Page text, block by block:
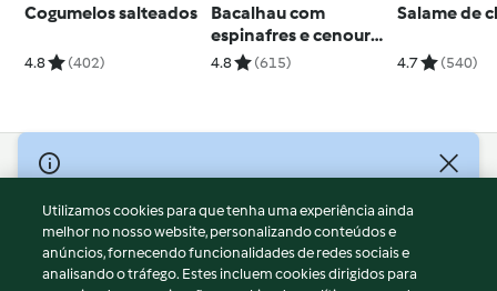
Cogumelos salteados
4.8 (402)
Bacalhau com
espinafres e cenoura
e Creme de curgete e
4.8 (615)
Salame de
4.7 (540)
© Copyright 2026
Termos de Utilização
Aviso sobre Proteção de Dados
Aviso
Utilizamos cookies para que tenha uma experiência ainda
melhor no nosso website, personalizando conteúdos e
anúncios, fornecendo funcionalidades de redes sociais e
analisando o tráfego. Estes incluem cookies dirigidos para